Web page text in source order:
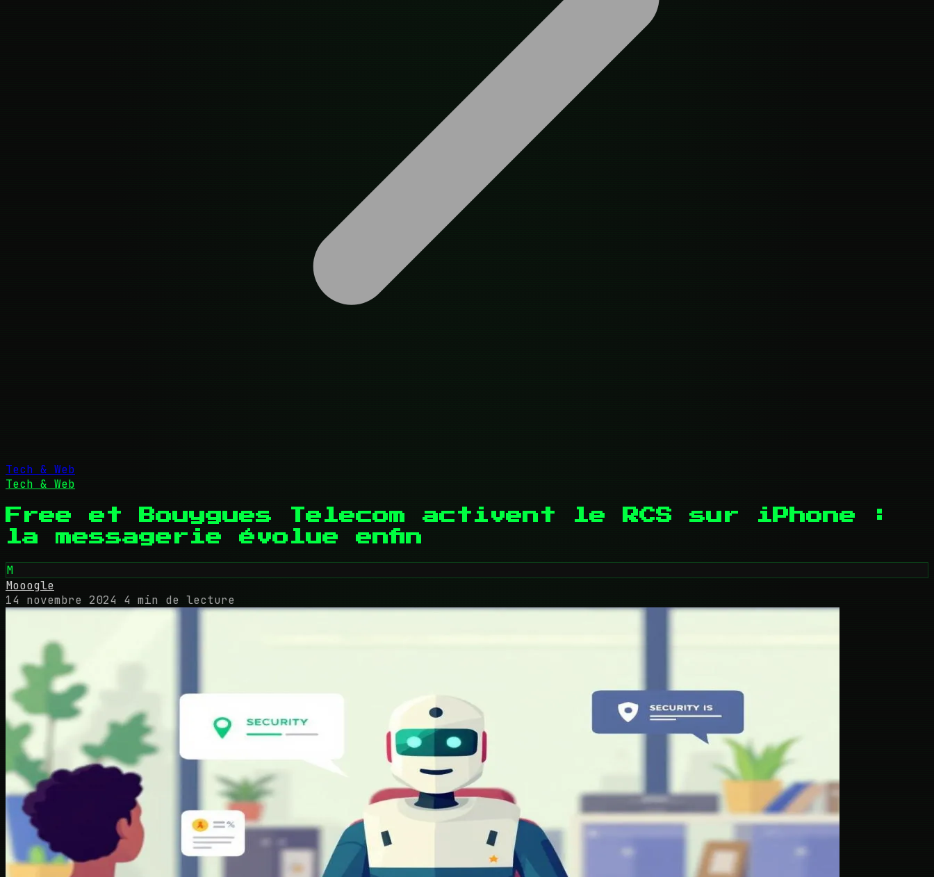
Tech & Web
Tech & Web
Free et Bouygues Telecom activent le RCS sur iPhone :
la messagerie évolue enfin
M
Mooogle
14 novembre 2024 4 min de lecture